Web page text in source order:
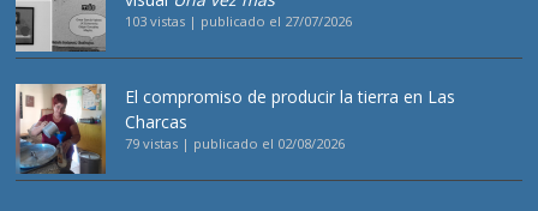
103 vistas | publicado el 27/07/2026
El compromiso de producir la tierra en Las
Charcas
79 vistas | publicado el 02/08/2026